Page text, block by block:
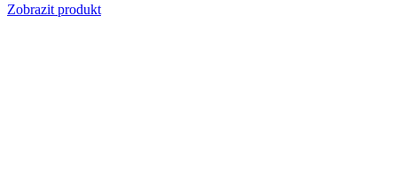
Zobrazit produkt